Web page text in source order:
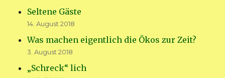
Seltene Gäste
14. August 2018
Was machen eigentlich die Ökos zur Zeit?
3. August 2018
„Schreck“ lich